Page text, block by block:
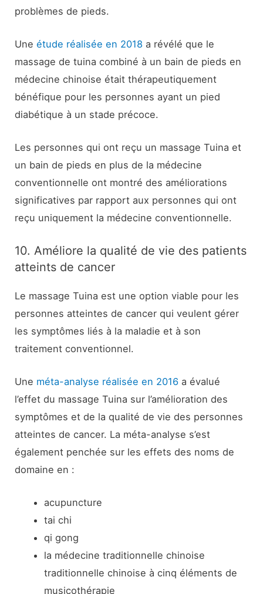
problèmes de pieds.
Uneétude réalisée en 2018 a révélé que le
massage de tuina combiné à un bain de pieds en
médecine chinoise était thérapeutiquement
bénéfique pour les personnes ayant un pied
diabétique à un stade précoce.
Les personnes qui ont reçu un massage Tuina et
un bain de pieds en plus de la médecine
conventionnelle ont montré des améliorations
significatives par rapport aux personnes qui ont
reçu uniquement la médecine conventionnelle.
10. Améliore la qualité de vie des patients
atteints de cancer
Le massage Tuina est une option viable pour les
personnes atteintes de cancer qui veulent gérer
les symptômes liés à la maladie et à son
traitement conventionnel.
Une méta-analyse réalisée en 2016 a évalué
l’effet du massage Tuina sur l’amélioration des
symptômes et de la qualité de vie des personnes
atteintes de cancer. La méta-analyse s’est
également penchée sur les effets des noms de
domaine en :
acupuncture
tai chi
qi gong
la médecine traditionnelle chinoise
traditionnelle chinoise à cinq éléments de
musicothérapie